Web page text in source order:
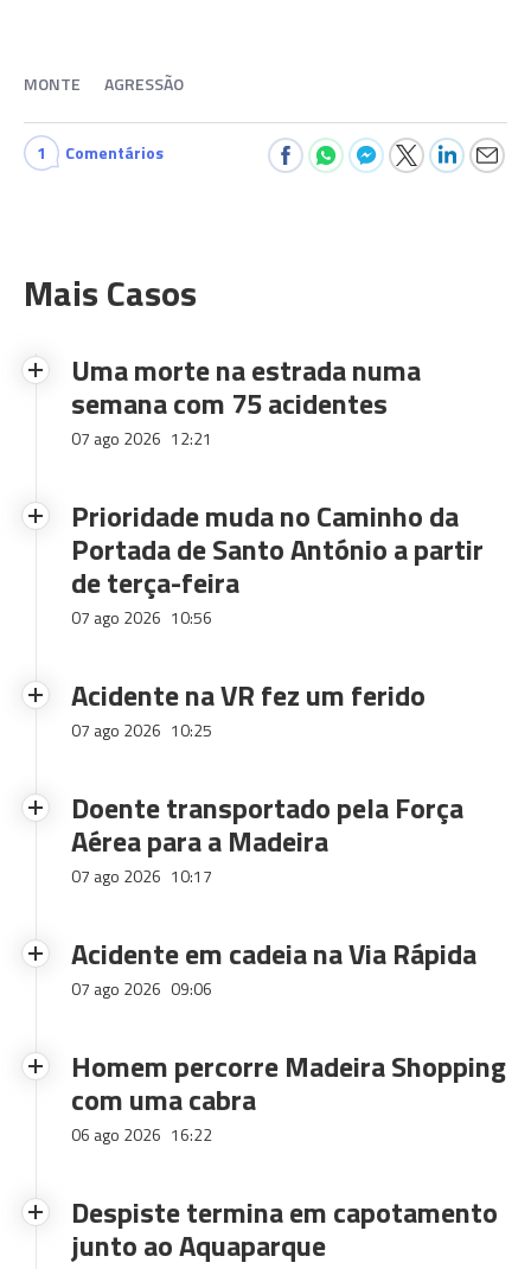
MONTE AGRESSÃO
1 Comentários
Mais Casos
Uma morte na estrada numa
semana com 75 acidentes
07 ago 2026 12:21
Prioridade muda no Caminho da
Portada de Santo António a partir
de terça-feira
07 ago 2026 10:56
Acidente na VR fez um ferido
07 ago 2026 10:25
Doente transportado pela Força
Aérea para a Madeira
07 ago 2026 10:17
Acidente em cadeia na Via Rápida
07 ago 2026 09:06
Homem percorre Madeira Shopping
com uma cabra
06 ago 2026 16:22
Despiste termina em capotamento
junto ao Aquaparque